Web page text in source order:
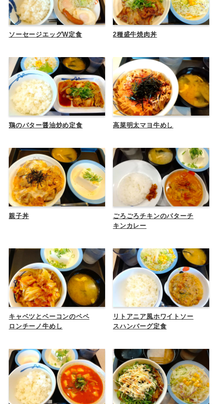
ソーセージエッグW定食 2種盛牛焼肉丼
鶏のバター醤油炒め定食 高菜明太マヨ牛めし
親子丼
ごろごろチキンのバターチ
キンカレー
キャベツとベーコンのペペ
ロンチーノ牛めし
リトアニア風ホワイトソー
スハンバーグ定食